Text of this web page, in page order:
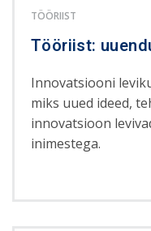
TÖÖRIIST
Tööriist:
Innovatsiooni
miks uued ideed,
innovatsioon
inimestega.